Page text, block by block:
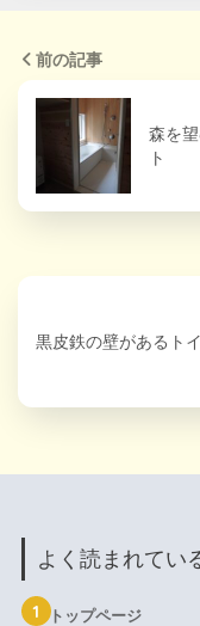
前の記事
森を
ト
黒皮鉄の壁があるト
よく読まれてい
1 トップページ